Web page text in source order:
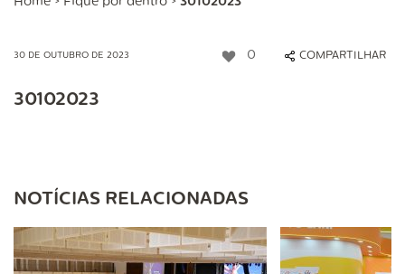
30 DE OUTUBRO DE 2023 0 COMPARTILHAR
30102023
NOTÍCIAS RELACIONADAS